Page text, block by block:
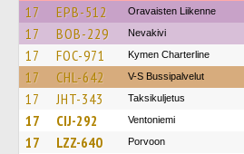
17 EPB-512 Oravaisten Liikenne
17 BOB-229 Nevakivi
17 FOC-971 Kymen Charterline
17 CHL-642 V-S Bussipalvelut
17 JHT-343 Taksikuljetus
17 CIJ-292 Ventoniemi
17 LZZ-640 Porvoon